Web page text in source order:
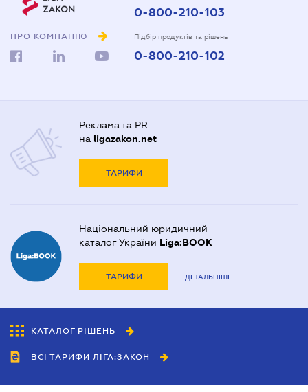
ПРО КОМПАНІЮ
0-800-210-103
Підбір продуктів та рішень
0-800-210-102
Реклама та PR
на ligazakon.net
ТАРИФИ
Національний юридичний
каталог України Liga:BOOK
ТАРИФИ ДЕТАЛЬНІШЕ
КАТАЛОГ РІШЕНЬ
ВСІ ТАРИФИ ЛІГА:ЗАКОН